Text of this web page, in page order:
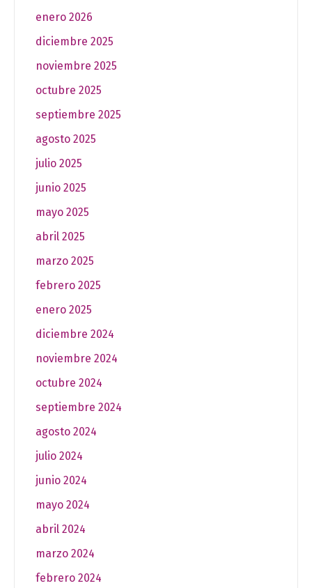
enero 2026
diciembre 2025
noviembre 2025
octubre 2025
septiembre 2025
agosto 2025
julio 2025
junio 2025
mayo 2025
abril 2025
marzo 2025
febrero 2025
enero 2025
diciembre 2024
noviembre 2024
octubre 2024
septiembre 2024
agosto 2024
julio 2024
junio 2024
mayo 2024
abril 2024
marzo 2024
febrero 2024